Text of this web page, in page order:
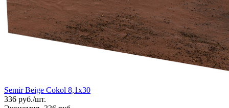
Semir Beige Cokol 8,1x30
336 руб./шт.